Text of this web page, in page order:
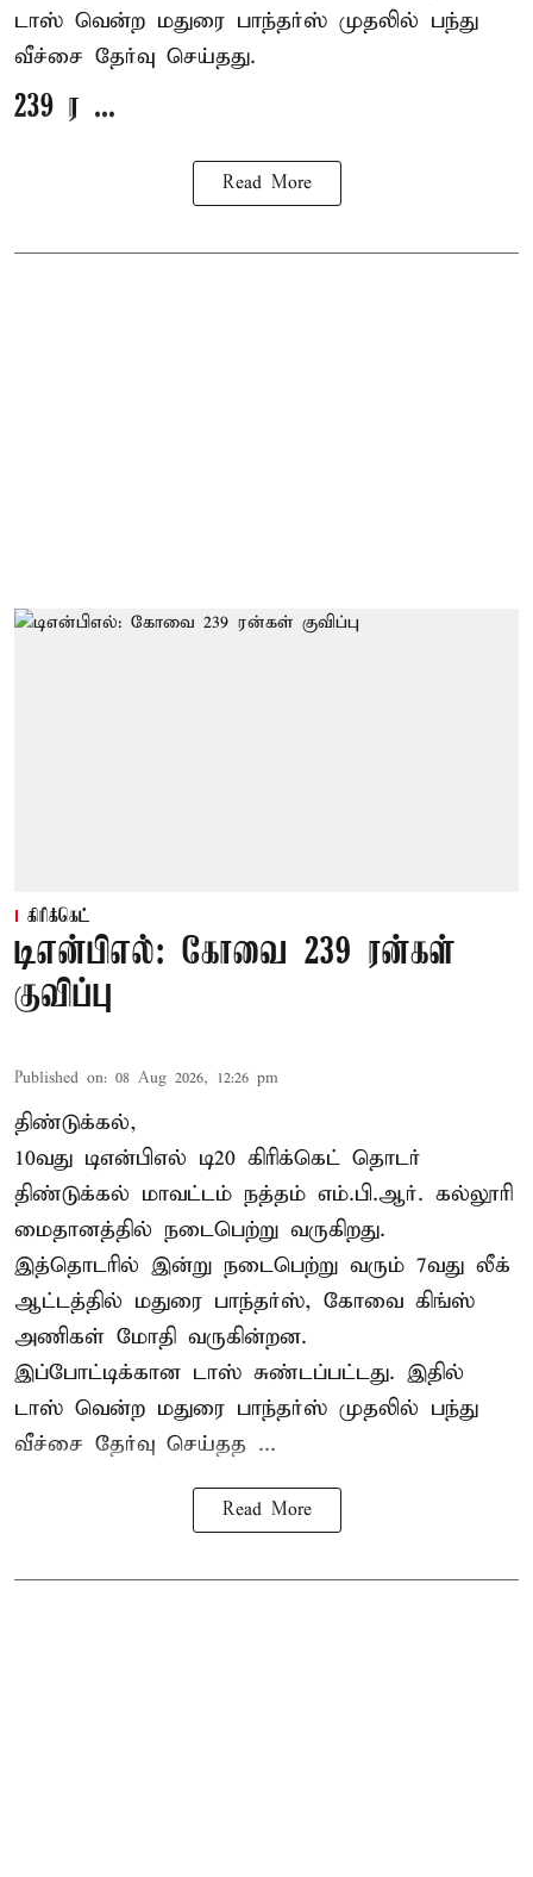
டாஸ் வென்ற மதுரை பாந்தர்ஸ் முதலில் பந்து
வீச்சை தேர்வு செய்தது.
239 ர ...
Read More
கிரிக்கெட்
டிஎன்பிஎல்: கோவை 239 ரன்கள்
குவிப்பு
Published on: 08 Aug 2026, 12:26 pm
திண்டுக்கல்,
10வது டிஎன்பிஎல் டி20 கிரிக்கெட் தொடர்
திண்டுக்கல் மாவட்டம் நத்தம் எம்.பி.ஆர். கல்லூரி
மைதானத்தில் நடைபெற்று வருகிறது.
இத்தொடரில் இன்று நடைபெற்று வரும் 7வது லீக்
ஆட்டத்தில் மதுரை பாந்தர்ஸ், கோவை கிங்ஸ்
அணிகள் மோதி வருகின்றன.
இப்போட்டிக்கான டாஸ் சுண்டப்பட்டது. இதில்
டாஸ் வென்ற மதுரை பாந்தர்ஸ் முதலில் பந்து
வீச்சை தேர்வு செய்தத ...
Read More